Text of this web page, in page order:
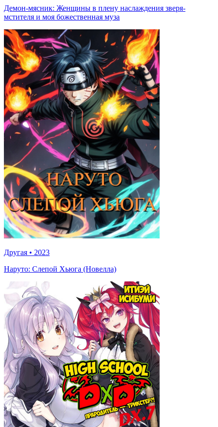
Демон-мясник: Женщины в плену наслаждения зверя-
мстителя и моя божественная муза
Другая • 2023
Наруто: Слепой Хьюга (Новелла)